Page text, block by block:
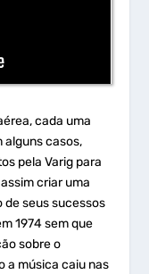
cada uma
alguns casos,
pela Varig para
criar uma
de seus sucessos
1974 sem que
sobre o
a música caiu nas